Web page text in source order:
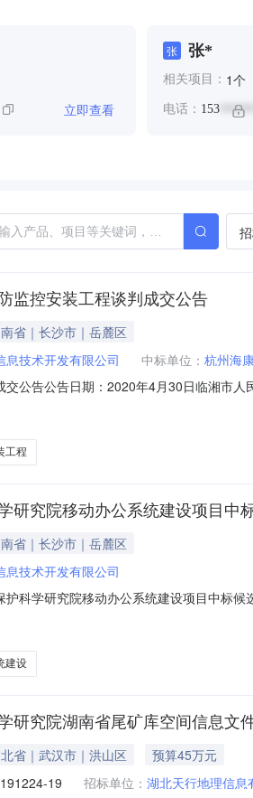
立即查看
张 张*
相关项目： 1个
电话： 153
监控安装工程谈判成交公告
省｜长沙市｜岳麓区
息技术开发有限公司 中标单位： 杭州海
交公告公告日期：2020年4月30日临湘市
应商产生方式：（）公告邀请（）供应商
工程
研究院移动办公系统建设项目中
省｜长沙市｜岳麓区
息技术开发有限公司
护科学研究院移动办公系统建设项目中标
推荐的中标候选人如下：第一名：长沙市
中智信息
建设
研究院湖南省尾矿库空间信息文
省｜武汉市｜洪山区
预算45万元
19 招标单位： 湖北天行地理信息